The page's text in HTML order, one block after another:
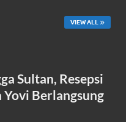
VIEW ALL
Sultan, Resepsi
Berlangsung